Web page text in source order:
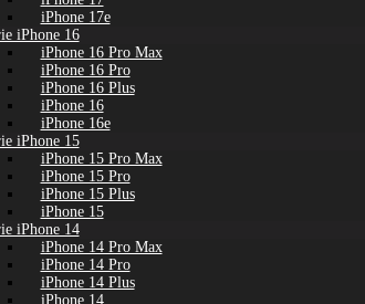
iPhone 17e
iPhone 16
iPhone 16 Pro Max
iPhone 16 Pro
iPhone 16 Plus
iPhone 16
iPhone 16e
iPhone 15
iPhone 15 Pro Max
iPhone 15 Pro
iPhone 15 Plus
iPhone 15
iPhone 14
iPhone 14 Pro Max
iPhone 14 Pro
iPhone 14 Plus
iPhone 14